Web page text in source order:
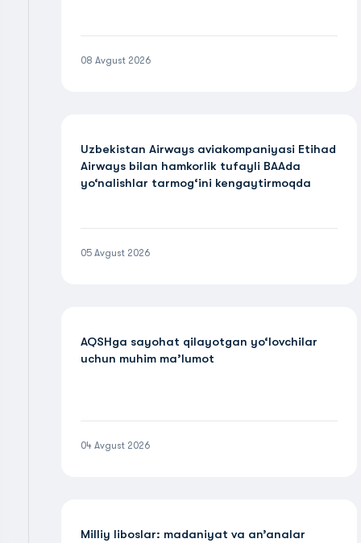
08 Avgust 2026
Uzbekistan Airways aviakompaniyasi Etihad
Airways bilan hamkorlik tufayli BAAda
yo‘nalishlar tarmog‘ini kengaytirmoqda
05 Avgust 2026
AQSHga sayohat qilayotgan yo‘lovchilar
uchun muhim ma’lumot
04 Avgust 2026
Milliy liboslar: madaniyat va an’analar